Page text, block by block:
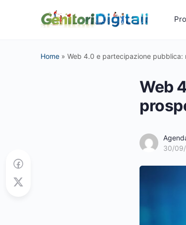
Home » Web 4.0 e partecipazione
Web
30/